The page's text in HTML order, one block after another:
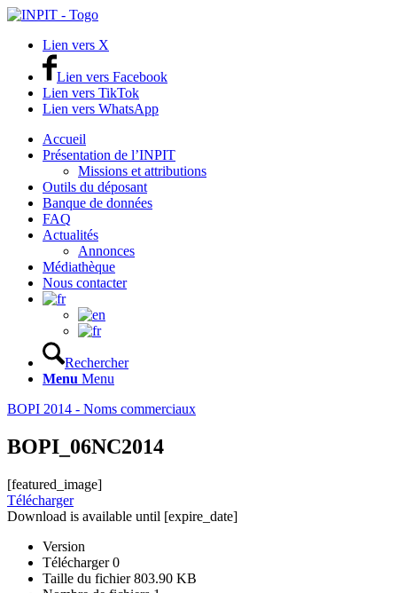
Lien vers X
Lien vers Facebook
Lien vers TikTok
Lien vers WhatsApp
Accueil
Présentation de l’INPIT
Missions et attributions
Outils du déposant
Banque de données
FAQ
Actualités
Annonces
Médiathèque
Nous contacter
Rechercher
Menu Menu
BOPI 2014 - Noms commerciaux
BOPI_06NC2014
[featured_image]
Télécharger
Download is available until [expire_date]
Version
Télécharger0
Taille du fichier803.90 KB